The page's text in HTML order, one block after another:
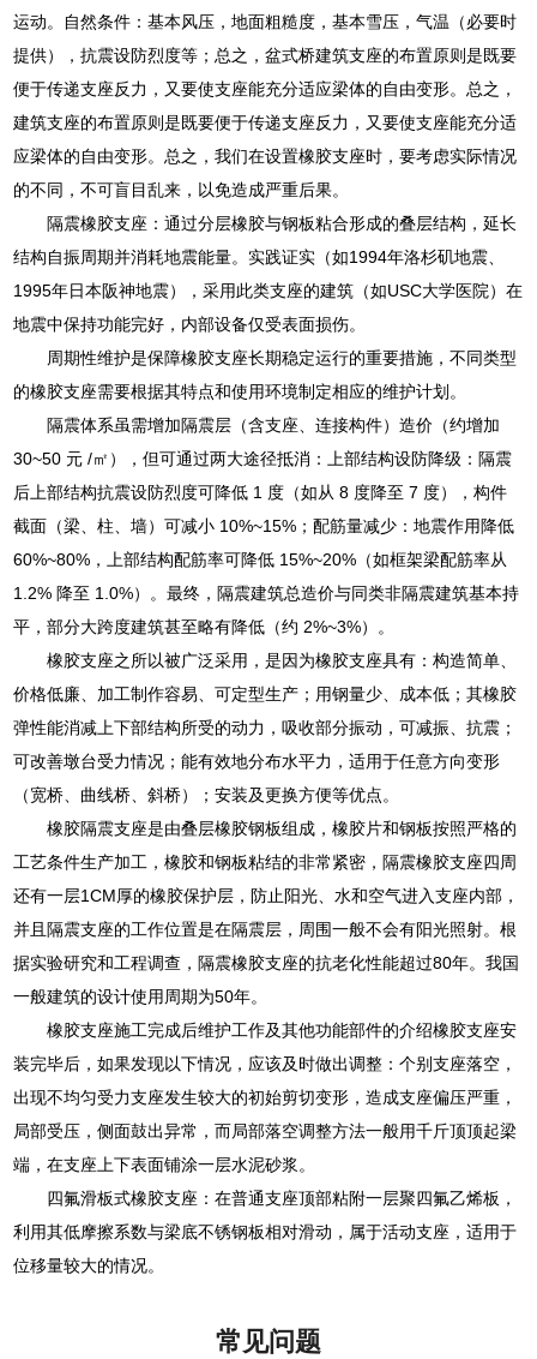
运动。自然条件：基本风压，地面粗糙度，基本雪压，气温（必要时
提供），抗震设防烈度等；总之，盆式桥建筑支座的布置原则是既要
便于传递支座反力，又要使支座能充分适应梁体的自由变形。总之，
建筑支座的布置原则是既要便于传递支座反力，又要使支座能充分适
应梁体的自由变形。总之，我们在设置橡胶支座时，要考虑实际情况
的不同，不可盲目乱来，以免造成严重后果。
隔震橡胶支座：通过分层橡胶与钢板粘合形成的叠层结构，延长
结构自振周期并消耗地震能量。实践证实（如1994年洛杉矶地震、
1995年日本阪神地震），采用此类支座的建筑（如USC大学医院）在
地震中保持功能完好，内部设备仅受表面损伤。
周期性维护是保障橡胶支座长期稳定运行的重要措施，不同类型
的橡胶支座需要根据其特点和使用环境制定相应的维护计划。
隔震体系虽需增加隔震层（含支座、连接构件）造价（约增加
30~50 元 /㎡），但可通过两大途径抵消：上部结构设防降级：隔震
后上部结构抗震设防烈度可降低 1 度（如从 8 度降至 7 度），构件
截面（梁、柱、墙）可减小 10%~15%；配筋量减少：地震作用降低
60%~80%，上部结构配筋率可降低 15%~20%（如框架梁配筋率从
1.2% 降至 1.0%）。最终，隔震建筑总造价与同类非隔震建筑基本持
平，部分大跨度建筑甚至略有降低（约 2%~3%）。
橡胶支座之所以被广泛采用，是因为橡胶支座具有：构造简单、
价格低廉、加工制作容易、可定型生产；用钢量少、成本低；其橡胶
弹性能消减上下部结构所受的动力，吸收部分振动，可减振、抗震；
可改善墩台受力情况；能有效地分布水平力，适用于任意方向变形
（宽桥、曲线桥、斜桥）；安装及更换方便等优点。
橡胶隔震支座是由叠层橡胶钢板组成，橡胶片和钢板按照严格的
工艺条件生产加工，橡胶和钢板粘结的非常紧密，隔震橡胶支座四周
还有一层1CM厚的橡胶保护层，防止阳光、水和空气进入支座内部，
并且隔震支座的工作位置是在隔震层，周围一般不会有阳光照射。根
据实验研究和工程调查，隔震橡胶支座的抗老化性能超过80年。我国
一般建筑的设计使用周期为50年。
橡胶支座施工完成后维护工作及其他功能部件的介绍橡胶支座安
装完毕后，如果发现以下情况，应该及时做出调整：个别支座落空，
出现不均匀受力支座发生较大的初始剪切变形，造成支座偏压严重，
局部受压，侧面鼓出异常，而局部落空调整方法一般用千斤顶顶起梁
端，在支座上下表面铺涂一层水泥砂浆。
四氟滑板式橡胶支座：在普通支座顶部粘附一层聚四氟乙烯板，
利用其低摩擦系数与梁底不锈钢板相对滑动，属于活动支座，适用于
位移量较大的情况。
常见问题